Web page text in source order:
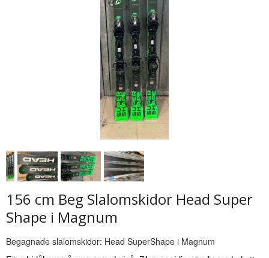
156 cm Beg Slalomskidor Head Super
Shape i Magnum
Begagnade slalomskidor: Head SuperShape i Magnum